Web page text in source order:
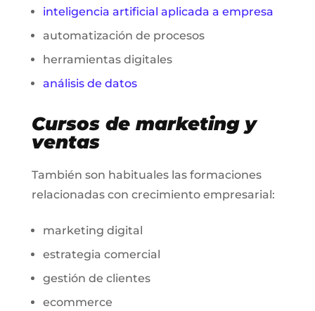
inteligencia artificial aplicada a empresa
automatización de procesos
herramientas digitales
análisis de datos
Cursos de marketing y
ventas
También son habituales las formaciones
relacionadas con crecimiento empresarial:
marketing digital
estrategia comercial
gestión de clientes
ecommerce